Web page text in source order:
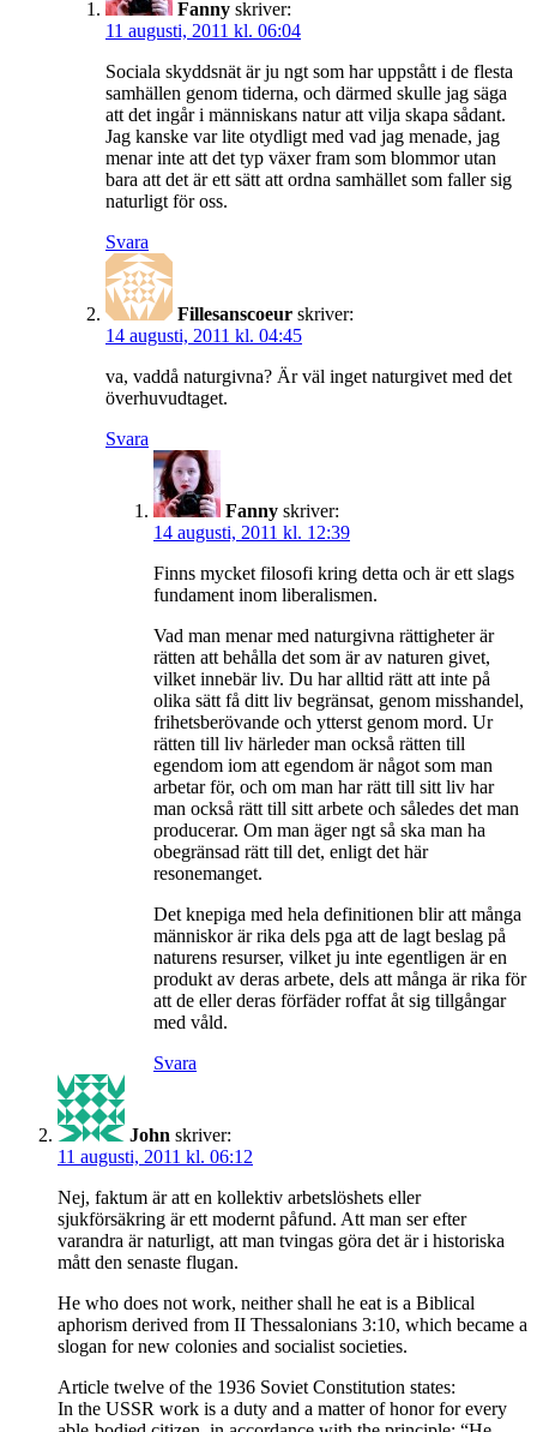
Fanny skriver:
11 augusti, 2011 kl. 06:04
Sociala skyddsnät är ju ngt som har uppstått i de flesta
samhällen genom tiderna, och därmed skulle jag säga
att det ingår i människans natur att vilja skapa sådant.
Jag kanske var lite otydligt med vad jag menade, jag
menar inte att det typ växer fram som blommor utan
bara att det är ett sätt att ordna samhället som faller sig
naturligt för oss.
Svara
Fillesanscoeur skriver:
14 augusti, 2011 kl. 04:45
va, vaddå naturgivna? Är väl inget naturgivet med det
överhuvudtaget.
Svara
Fanny skriver:
14 augusti, 2011 kl. 12:39
Finns mycket filosofi kring detta och är ett slags
fundament inom liberalismen.
Vad man menar med naturgivna rättigheter är
rätten att behålla det som är av naturen givet,
vilket innebär liv. Du har alltid rätt att inte på
olika sätt få ditt liv begränsat, genom misshandel,
frihetsberövande och ytterst genom mord. Ur
rätten till liv härleder man också rätten till
egendom iom att egendom är något som man
arbetar för, och om man har rätt till sitt liv har
man också rätt till sitt arbete och således det man
producerar. Om man äger ngt så ska man ha
obegränsad rätt till det, enligt det här
resonemanget.
Det knepiga med hela definitionen blir att många
människor är rika dels pga att de lagt beslag på
naturens resurser, vilket ju inte egentligen är en
produkt av deras arbete, dels att många är rika för
att de eller deras förfäder roffat åt sig tillgångar
med våld.
Svara
John skriver:
11 augusti, 2011 kl. 06:12
Nej, faktum är att en kollektiv arbetslöshets eller
sjukförsäkring är ett modernt påfund. Att man ser efter
varandra är naturligt, att man tvingas göra det är i historiska
mått den senaste flugan.
He who does not work, neither shall he eat is a Biblical
aphorism derived from II Thessalonians 3:10, which became a
slogan for new colonies and socialist societies.
Article twelve of the 1936 Soviet Constitution states:
In the USSR work is a duty and a matter of honor for every